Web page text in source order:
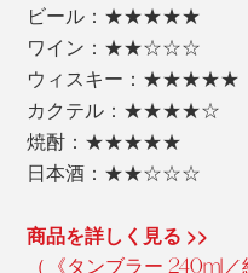
ビール：★★★★★
ワイン：★★☆☆☆
ウィスキー：★★★★★
カクテル：★★★★☆
焼酎：★★★★★
日本酒：★★☆☆☆
商品を詳しく見る >>
（《タンブラー 240ml